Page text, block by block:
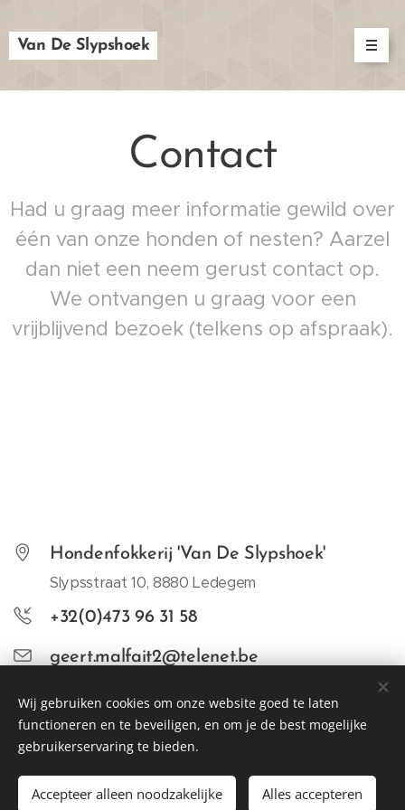
Van De Slypshoek
Contact
Had u graag meer informatie gewild over
één van onze honden of nesten? Aarzel
dan niet een neem gerust contact op.
We ontvangen u graag voor een
vrijblijvend bezoek (telkens op afspraak).
Hondenfokkerij 'Van De Slypshoek'
Slypsstraat 10, 8880 Ledegem
+32(0)473 96 31 58
geert.malfait2@telenet.be
HK 10304988
Vandeslypshoek ©2023
MD V Services
Cookies
Wij gebruiken cookies om onze website goed te laten
functioneren en te beveiligen, en om je de best mogelijke
gebruikerservaring te bieden.
Accepteer alleen noodzakelijke Alles accepteren